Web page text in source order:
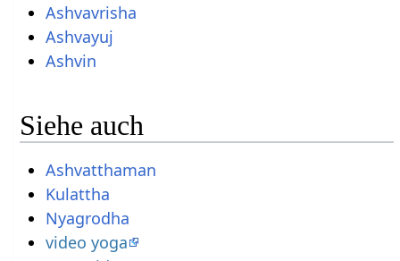
Ashvavrisha
Ashvayuj
Ashvin
Siehe auch
Ashvatthaman
Kulattha
Nyagrodha
video yoga